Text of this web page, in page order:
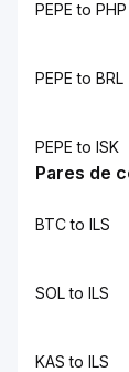
PEPE to PHP
PEPE to BRL
PEPE to ISK
Pares de
BTC to ILS
SOL to ILS
KAS to ILS